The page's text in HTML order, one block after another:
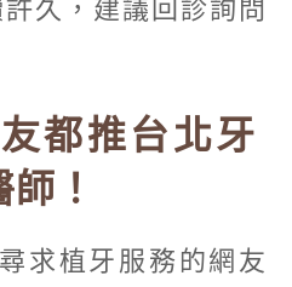
久，建議回診詢問
都推台北牙
！
求植牙服務的網友